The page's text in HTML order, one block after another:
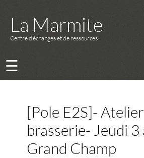
La Marmite
Centre d’échanges et de ressources
☰
[Pole E2S]-
brasserie- Jeudi
Grand Champ